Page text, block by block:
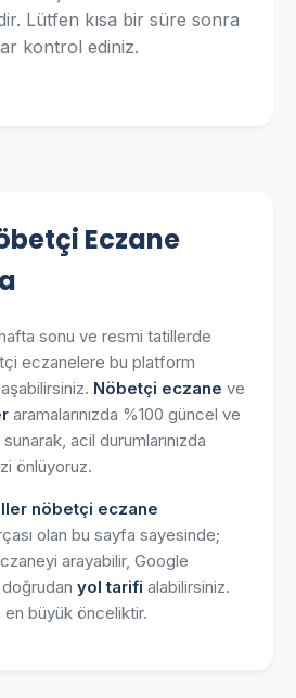
Lütfen kısa bir süre sonra
kontrol ediniz.
Eczane
sonu ve resmi tatillerde
eczanelere bu platform
Nöbetçi eczane ve
aramalarınızda %100 güncel ve
acil durumlarınızda
önlüyoruz.
nöbetçi eczane
olan bu sayfa sayesinde;
arayabilir, Google
yol tarifi alabilirsiniz.
en büyük önceliktir.